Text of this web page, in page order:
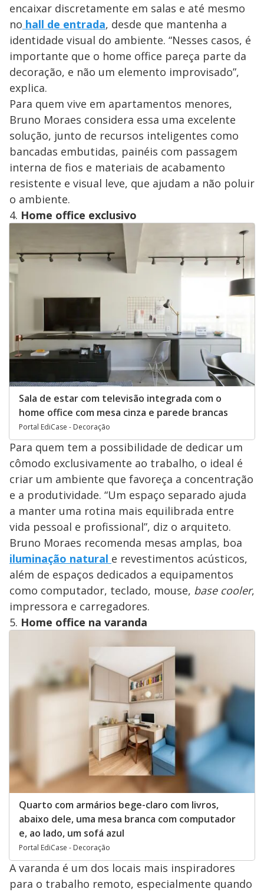
encaixar discretamente em salas e até mesmo
no hall de entrada, desde que mantenha a
identidade visual do ambiente. “Nesses casos, é
importante que o home office pareça parte da
decoração, e não um elemento improvisado”,
explica.
Para quem vive em apartamentos menores,
Bruno Moraes considera essa uma excelente
solução, junto de recursos inteligentes como
bancadas embutidas, painéis com passagem
interna de fios e materiais de acabamento
resistente e visual leve, que ajudam a não poluir
o ambiente.
4. Home office exclusivo
Sala de estar com televisão integrada com o
home office com mesa cinza e parede brancas
Portal EdiCase - Decoração
Para quem tem a possibilidade de dedicar um
cômodo exclusivamente ao trabalho, o ideal é
criar um ambiente que favoreça a concentração
e a produtividade. “Um espaço separado ajuda
a manter uma rotina mais equilibrada entre
vida pessoal e profissional”, diz o arquiteto.
Bruno Moraes recomenda mesas amplas, boa
iluminação natural e revestimentos acústicos,
além de espaços dedicados a equipamentos
como computador, teclado, mouse, base cooler,
impressora e carregadores.
5. Home office na varanda
Quarto com armários bege-claro com livros,
abaixo dele, uma mesa branca com computador
e, ao lado, um sofá azul
Portal EdiCase - Decoração
A varanda é um dos locais mais inspiradores
para o trabalho remoto, especialmente quando